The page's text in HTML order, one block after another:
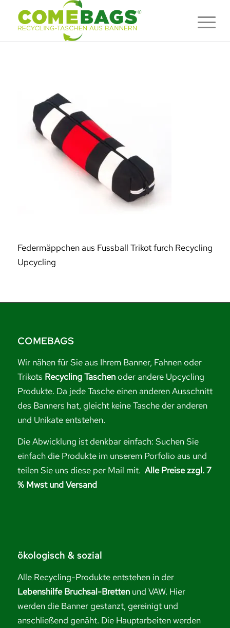
Federmäppchen aus Fussball Trikot furch Recycling
Upcycling
COMEBAGS
Wir nähen für Sie aus Ihrem Banner, Fahnen oder
Trikots Recycling Taschenoder andere Upcycling
Produkte. Da jede Tasche einen anderen Ausschnitt
des Banners hat, gleicht keine Tasche der anderen
und Unikate entstehen.
Die Abwicklung ist denkbar einfach: Suchen Sie
einfach die Produkte im unserem Porfolio aus und
teilen Sie uns diese per Mail mit. Alle Preise zzgl. 7
% Mwst und Versand
ökologisch & sozial
Alle Recycling-Produkte entstehen in der
Lebenshilfe Bruchsal-Bretten und VAW. Hier
werden die Banner gestanzt, gereinigt und
anschließend genäht. Die Hauptarbeiten werden